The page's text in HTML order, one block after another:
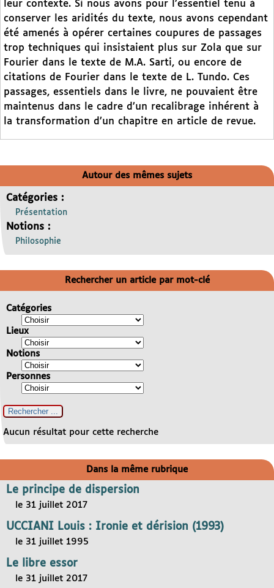
leur contexte. Si nous avons pour l’essentiel tenu à
conserver les aridités du texte, nous avons cependant
été amenés à opérer certaines coupures de passages
trop techniques qui insistaient plus sur Zola que sur
Fourier dans le texte de M.A. Sarti, ou encore de
citations de Fourier dans le texte de L. Tundo. Ces
passages, essentiels dans le livre, ne pouvaient être
maintenus dans le cadre d’un recalibrage inhérent à
la transformation d’un chapitre en article de revue.
Autour des mêmes sujets
Catégories :
Présentation
Notions :
Philosophie
Rechercher un article par mot-clé
Catégories
Lieux
Notions
Personnes
Aucun résultat pour cette recherche
Dans la même rubrique
Le principe de dispersion
le 31 juillet 2017
UCCIANI Louis : Ironie et dérision (1993)
le 31 juillet 1995
Le libre essor
le 31 juillet 2017